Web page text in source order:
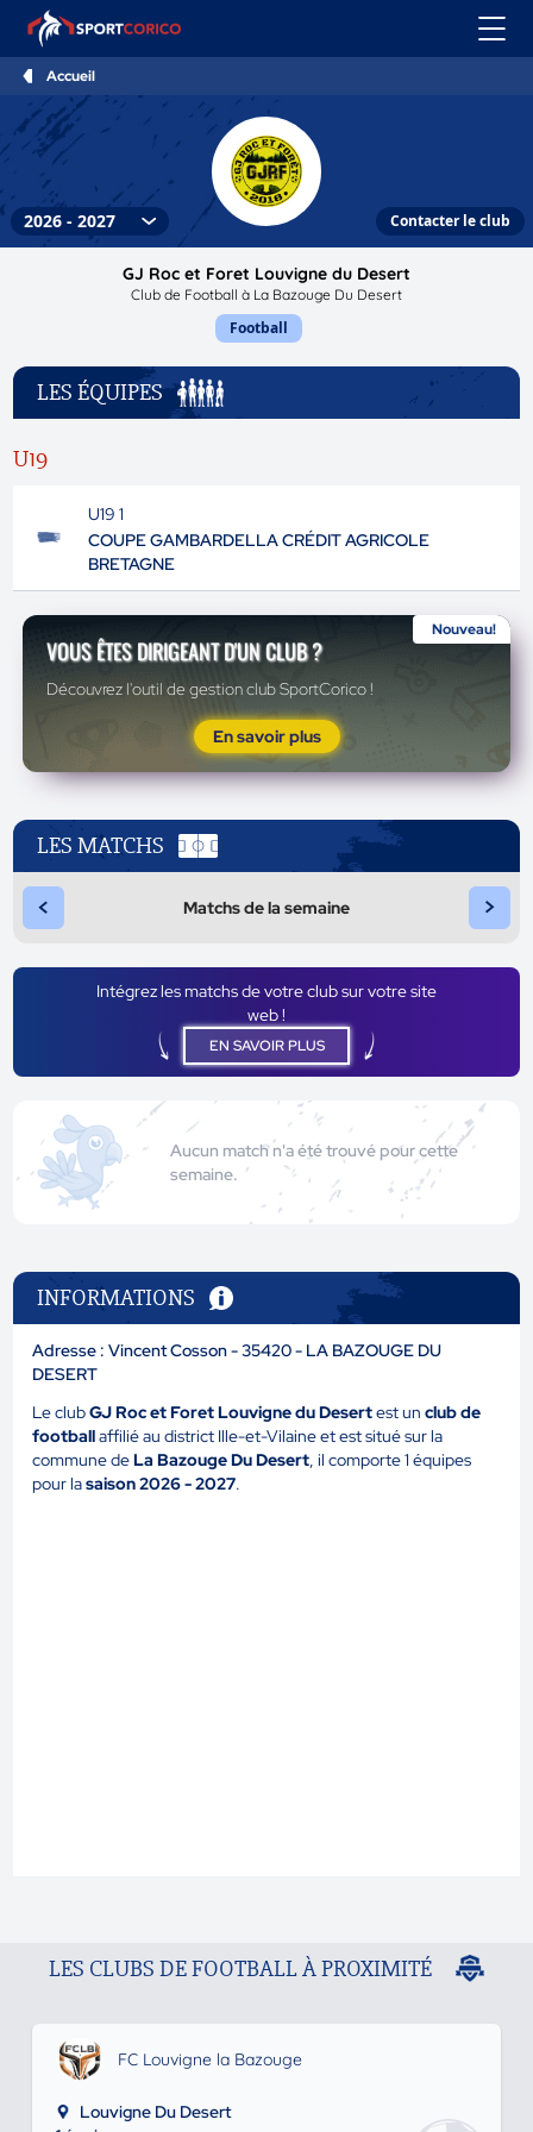
Accueil
Contacter le club
GJ Roc et Foret Louvigne du Desert
Club de Football à La Bazouge Du Desert
Football
LES ÉQUIPES
U19
U19 1
COUPE GAMBARDELLA CRÉDIT AGRICOLE
BRETAGNE
Nouveau!
VOUS ÊTES DIRIGEANT D'UN CLUB ?
Découvrez l'outil de gestion club SportCorico !
En savoir plus
LES MATCHS
< Matchs de la semaine >
Intégrez les matchs de votre club sur votre site
web !
EN SAVOIR PLUS
Aucun match n'a été trouvé pour cette
semaine.
INFORMATIONS
Adresse : Vincent Cosson - 35420 - LA BAZOUGE DU
DESERT
Le clubGJ Roc et Foret Louvigne du Desertest unclub de
footballaffilié au district Ille-et-Vilaine et est situé sur la
commune deLa Bazouge Du Desert, il comporte 1 équipes
pour lasaison 2026 - 2027.
LES CLUBS DE FOOTBALL À PROXIMITÉ
FC Louvigne la Bazouge
Louvigne Du Desert